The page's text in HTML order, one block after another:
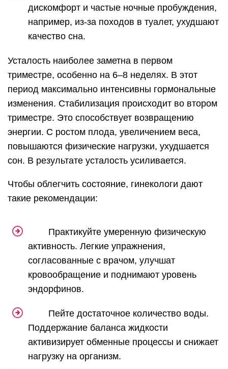
дискомфорт и частые ночные пробуждения,
например, из-за походов в туалет, ухудшают
качество сна.
Усталость наиболее заметна в первом
триместре, особенно на 6–8 неделях. В этот
период максимально интенсивны гормональные
изменения. Стабилизация происходит во втором
триместре. Это способствует возвращению
энергии. С ростом плода, увеличением веса,
повышаются физические нагрузки, ухудшается
сон. В результате усталость усиливается.
Чтобы облегчить состояние, гинекологи дают
такие рекомендации:
Практикуйте умеренную физическую
активность. Легкие упражнения,
согласованные с врачом, улучшат
кровообращение и поднимают уровень
эндорфинов.
Пейте достаточное количество воды.
Поддержание баланса жидкости
активизирует обменные процессы и снижает
нагрузку на организм.